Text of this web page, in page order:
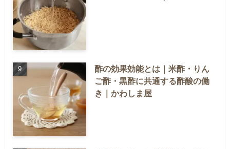
酢の効果効能とは｜米酢・りん
ご酢・黒酢に共通する酢酸の働
き｜かわしま屋